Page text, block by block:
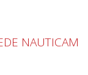
NAUTICAM